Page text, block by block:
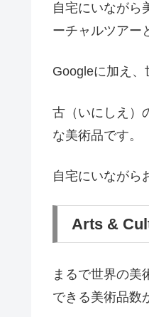
自宅にいながら
ーチャルツアー
Googleに加え、
古（いにしえ）
な美術品です。
自宅にいながら
Arts &
まるで世界の美
できる美術品数